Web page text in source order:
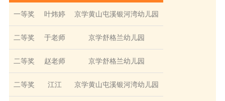
一等奖 叶炜婷 京学黄山屯溪银河湾幼儿园
二等奖 于老师 京学舒格兰幼儿园
二等奖 赵老师 京学舒格兰幼儿园
二等奖 江江 京学黄山屯溪银河湾幼儿园